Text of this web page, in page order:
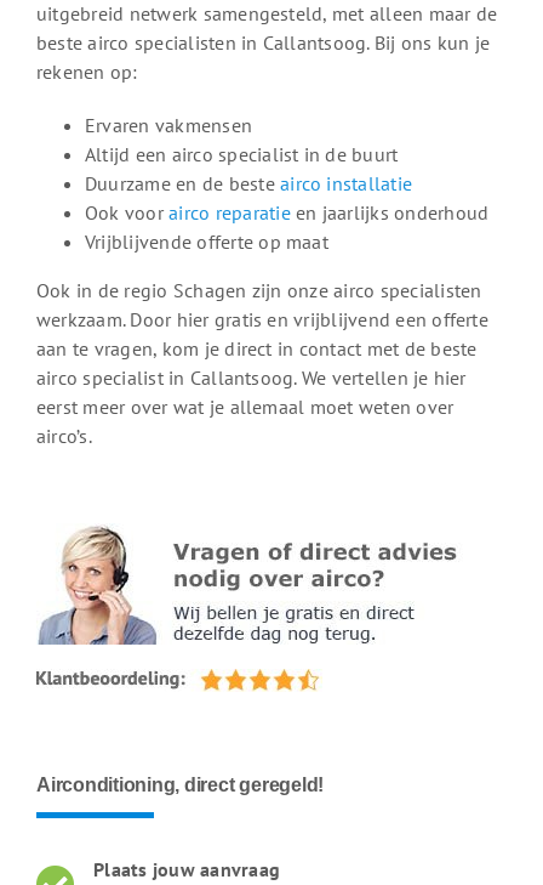
uitgebreid netwerk samengesteld, met alleen maar de
beste airco specialisten in Callantsoog. Bij ons kun je
rekenen op:
Ervaren vakmensen
Altijd een airco specialist in de buurt
Duurzame en de besteairco installatie
Ook voorairco reparatieen jaarlijks onderhoud
Vrijblijvende offerte op maat
Ook in de regio Schagen zijn onze airco specialisten
werkzaam. Door hier gratis en vrijblijvend een offerte
aan te vragen, kom je direct in contact met de beste
airco specialist in Callantsoog. We vertellen je hier
eerst meer over wat je allemaal moet weten over
airco’s.
Airconditioning, direct geregeld!
Plaats jouw aanvraag